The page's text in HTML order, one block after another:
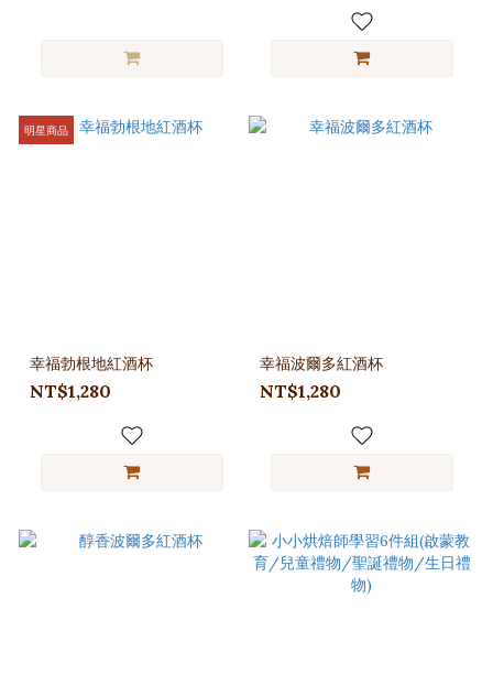
明星商品
幸福勃根地紅酒杯
NT$1,280
幸福波爾多紅酒杯
NT$1,280